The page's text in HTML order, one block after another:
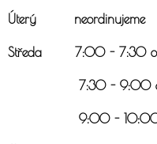
Úterý neordinujeme
Středa 7:00 - 7:30
7:30 - 9:00
9:00 - 10:00